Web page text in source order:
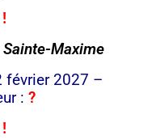
Sainte-Maxime
février 2027 –
: ?